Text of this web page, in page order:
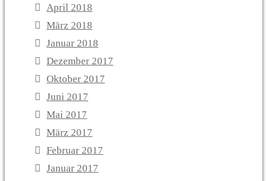
April 2018
März 2018
Januar 2018
Dezember 2017
Oktober 2017
Juni 2017
Mai 2017
März 2017
Februar 2017
Januar 2017